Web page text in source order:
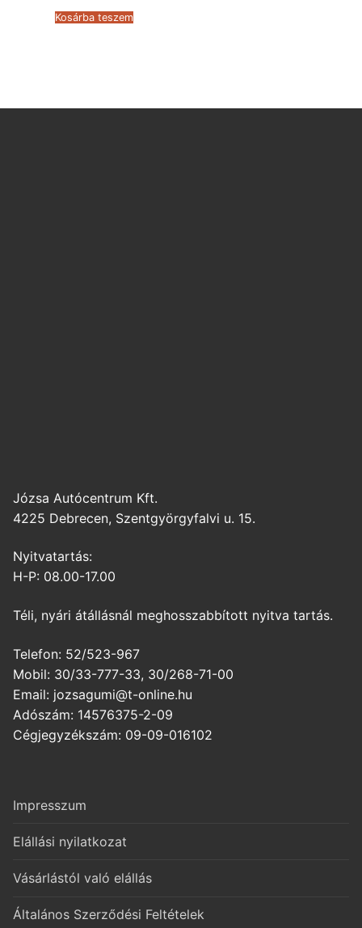
204.064 Ft.
Kosárba teszem
Józsa Autócentrum Kft.
4225 Debrecen, Szentgyörgyfalvi u. 15.
Nyitvatartás:
H-P: 08.00-17.00
Téli, nyári átállásnál meghosszabbított nyitva tartás.
Telefon: 52/523-967
Mobil: 30/33-777-33, 30/268-71-00
Email: jozsagumi@t-online.hu
Adószám: 14576375-2-09
Cégjegyzékszám: 09-09-016102
Impresszum
Elállási nyilatkozat
Vásárlástól való elállás
Általános Szerződési Feltételek